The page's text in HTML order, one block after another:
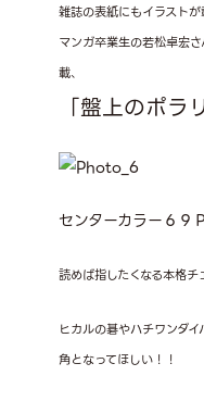
雑誌の表紙にもイラストが
マンガ卒業生の若松卓宏
載、
「盤上のポラ
センターカラー６９
読めば指したくなる本格チ
ヒカルの碁やハチワンダ
角となってほしい！！